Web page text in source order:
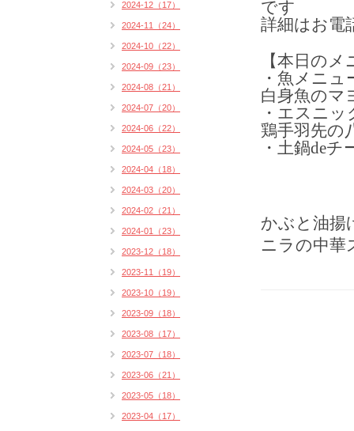
です
詳細はお電
【本日の
・魚メニュ
白身魚のマ
・エスニ
鶏手羽先の
・土鍋de
かぶと油揚
ニラの中華
2024-12（17）
2024-11（24）
2024-10（22）
2024-09（23）
2024-08（21）
2024-07（20）
2024-06（22）
2024-05（23）
2024-04（18）
2024-03（20）
2024-02（21）
2024-01（23）
2023-12（18）
2023-11（19）
2023-10（19）
2023-09（18）
2023-08（17）
2023-07（18）
2023-06（21）
2023-05（18）
2023-04（17）